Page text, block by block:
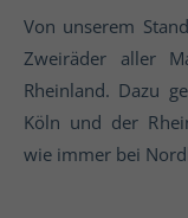
Von unserem
Zweiräder aller
Rheinland. Dazu
Köln und der
wie immer bei